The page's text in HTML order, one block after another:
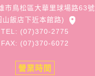
市鳥松區大華里球場路63號
山飯店下近本館路)
TEL: (07)370-2775
FAX: (07)370-6072
營業時間